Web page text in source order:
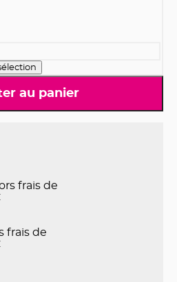
au panier
frais de
frais de